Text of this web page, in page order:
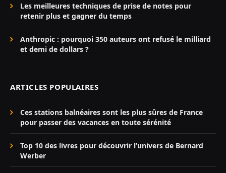
Les meilleures techniques de prise de notes pour
retenir plus et gagner du temps
Anthropic : pourquoi 350 auteurs ont refusé le milliard
et demi de dollars ?
ARTICLES POPULAIRES
Ces stations balnéaires sont les plus sûres de France
pour passer des vacances en toute sérénité
Top 10 des livres pour découvrir l’univers de Bernard
Werber